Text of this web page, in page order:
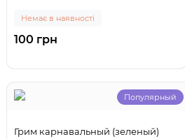
Немає в наявності
100 грн
Популярный
Грим карнавальный (зеленый)